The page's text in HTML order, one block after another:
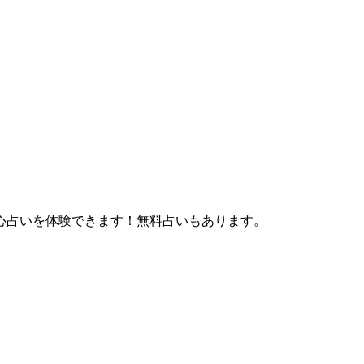
いを体験できます！無料占いもあります。